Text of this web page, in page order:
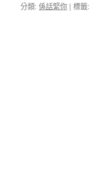
分類: 係話緊你 | 標籤: